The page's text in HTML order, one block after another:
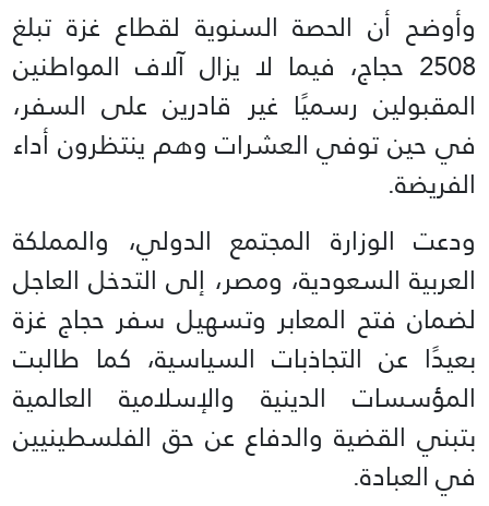
وأوضح أن الحصة السنوية لقطاع غزة تبلغ
2508 حجاج، فيما لا يزال آلاف المواطنين
المقبولين رسميًا غير قادرين على السفر،
في حين توفي العشرات وهم ينتظرون أداء
الفريضة.
ودعت الوزارة المجتمع الدولي، والمملكة
العربية السعودية، ومصر، إلى التدخل العاجل
لضمان فتح المعابر وتسهيل سفر حجاج غزة
بعيدًا عن التجاذبات السياسية، كما طالبت
المؤسسات الدينية والإسلامية العالمية
بتبني القضية والدفاع عن حق الفلسطينيين
في العبادة.